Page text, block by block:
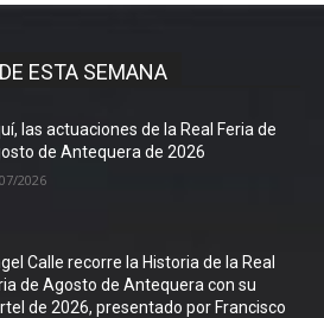
ESTA SEMANA
las actuaciones de la Real Feria de
de Antequera de 2026
2026
Calle recorre la Historia de la Real
de Agosto de Antequera con su
de 2026, presentado por Francisco